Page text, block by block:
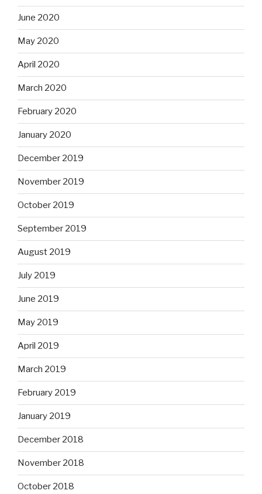
June 2020
May 2020
April 2020
March 2020
February 2020
January 2020
December 2019
November 2019
October 2019
September 2019
August 2019
July 2019
June 2019
May 2019
April 2019
March 2019
February 2019
January 2019
December 2018
November 2018
October 2018